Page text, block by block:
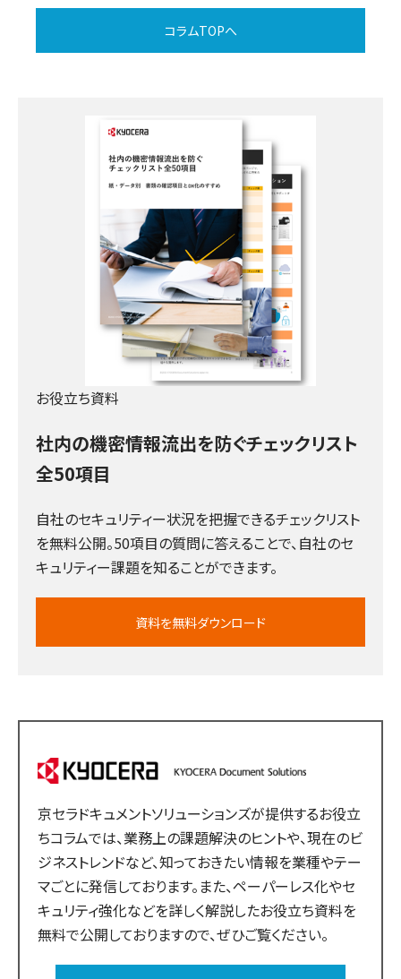
コラムTOPへ
お役立ち資料
社内の機密情報流出を防ぐチェックリスト
全50項目
自社のセキュリティー状況を把握できるチェックリスト
を無料公開。50項目の質問に答えることで、自社のセ
キュリティー課題を知ることができます。
資料を無料ダウンロード
京セラドキュメントソリューションズが提供するお役立
ちコラムでは、業務上の課題解決のヒントや、現在のビ
ジネストレンドなど、知っておきたい情報を業種やテー
マごとに発信しております。また、ペーパーレス化やセ
キュリティ強化などを詳しく解説したお役立ち資料を
無料で公開しておりますので、ぜひご覧ください。